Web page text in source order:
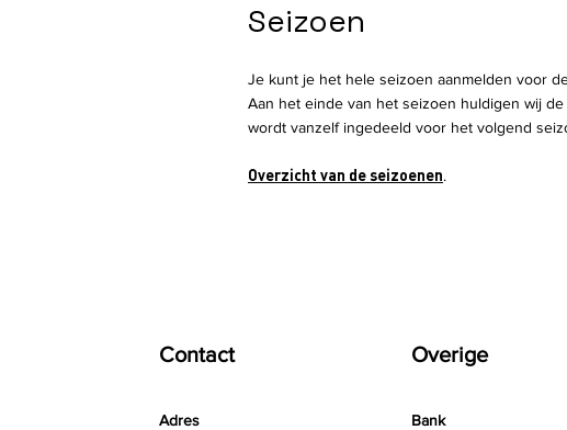
Seizoen
Je kunt je het hele seizoen aanmelden voor
Aan het einde van het seizoen huldigen wij
wordt vanzelf ingedeeld voor het volgend
Overzicht van de seizoenen.
Contact
Adres
Overige
Bank